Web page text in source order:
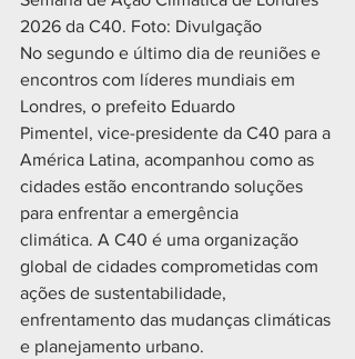
2026 da C40. Foto: Divulgação
No segundo e último dia de reuniões e
encontros com líderes mundiais em
Londres, o prefeito Eduardo
Pimentel, vice-presidente da C40 para a
América Latina, acompanhou como as
cidades estão encontrando soluções
para enfrentar a emergência
climática. A C40 é uma organização
global de cidades comprometidas com
ações de sustentabilidade,
enfrentamento das mudanças climáticas
e planejamento urbano.